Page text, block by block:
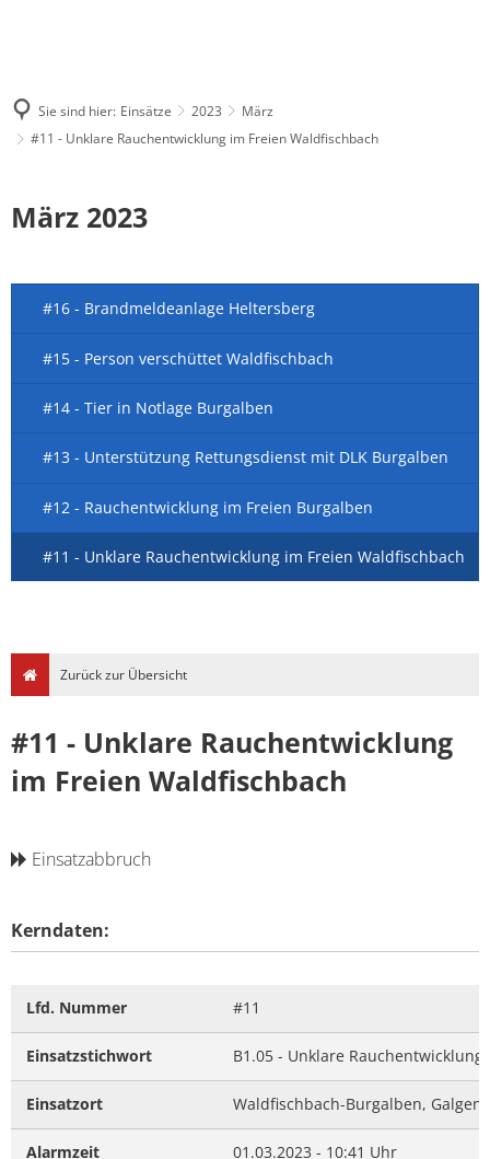
Sie sind hier: Einsätze 2023
März
#11 - Unklare Rauchentwicklung im Freien Waldfischbach
März 2023
#16 - Brandmeldeanlage Heltersberg
#15 - Person verschüttet Waldfischbach
#14 - Tier in Notlage Burgalben
#13 - Unterstützung Rettungsdienst mit DLK Burgalben
#12 - Rauchentwicklung im Freien Burgalben
#11 - Unklare Rauchentwicklung im Freien Waldfischbach
Zurück zur Übersicht
#11 - Unklare Rauchentwicklung
im Freien Waldfischbach
Einsatzabbruch
Kerndaten:
Lfd. Nummer #11
Einsatzstichwort B1.05 - Unklare Rauchentwicklung
Einsatzort Waldfischbach-Burgalben,
Alarmzeit 01.03.2023 - 10:41 Uhr